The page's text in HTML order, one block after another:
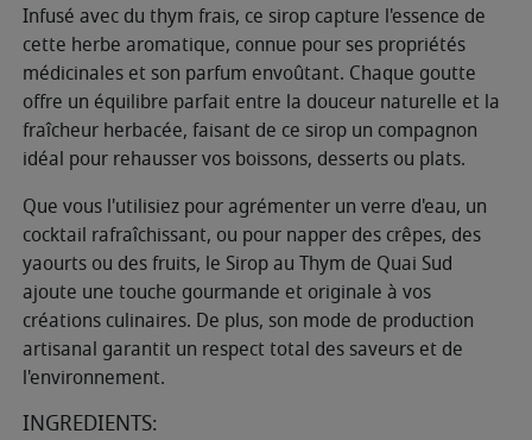
Infusé avec du thym frais, ce sirop capture l'essence de
cette herbe aromatique, connue pour ses propriétés
médicinales et son parfum envoûtant. Chaque goutte
offre un équilibre parfait entre la douceur naturelle et la
fraîcheur herbacée, faisant de ce sirop un compagnon
idéal pour rehausser vos boissons, desserts ou plats.
Que vous l'utilisiez pour agrémenter un verre d'eau, un
cocktail rafraîchissant, ou pour napper des crêpes, des
yaourts ou des fruits, le Sirop au Thym de Quai Sud
ajoute une touche gourmande et originale à vos
créations culinaires. De plus, son mode de production
artisanal garantit un respect total des saveurs et de
l'environnement.
INGREDIENTS: